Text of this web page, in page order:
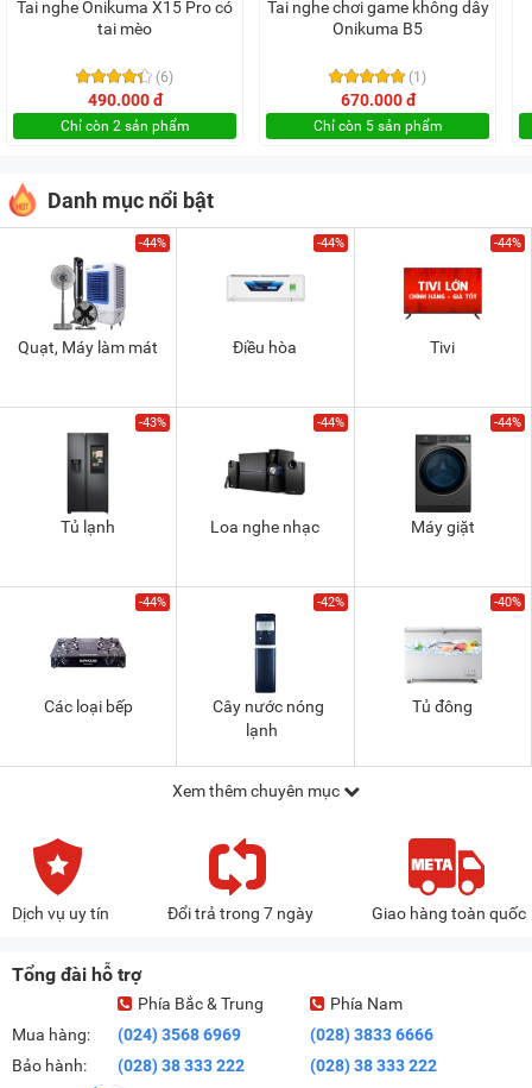
Tai nghe Onikuma X15 Pro có
tai mèo
(6)
490.000 đ
Chỉ còn 2 sản phẩm
Tai nghe chơi game không dây
Onikuma B5
(1)
670.000 đ
Chỉ còn 5 sản phẩm
Danh mục nổi bật
-44%
Quạt, Máy làm mát
-44%
Điều hòa
-44%
Tivi
-43%
Tủ lạnh
-44%
Loa nghe nhạc
-44%
Máy giặt
-44%
Các loại bếp
-42%
Cây nước nóng
lạnh
-40%
Tủ đông
Xem thêm chuyên mục
Dịch vụ uy tín Đổi trả trong 7 ngày Giao hàng toàn quốc
Tổng đài hỗ trợ
Mua hàng:
Bảo hành:
Phía Bắc & Trung
(024) 3568 6969
(028) 38 333 222
Phía Nam
(028) 3833 6666
(028) 38 333 222